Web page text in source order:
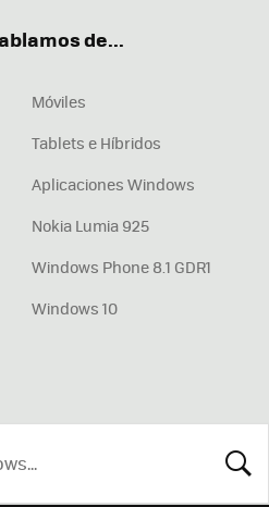
de...
Móviles
Tablets e Híbridos
Aplicaciones Windows
Nokia Lumia 925
Windows Phone 8.1 GDR1
Windows 10